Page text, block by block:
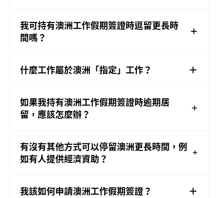
我可持有澳洲工作假期簽證時逗留更長時
間嗎？
什麼工作屬於澳洲「指定」工作？
如果我持有澳洲工作假期簽證時逾期居
留，應該怎麼辦？
有沒有其他方式可以停留澳洲更長時間，例
如有人提供經濟資助？
我該如何申請澳洲工作假期簽證？